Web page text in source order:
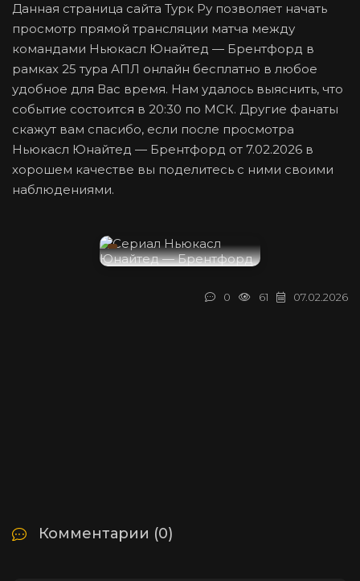
Данная страница сайта Турк Ру позволяет начать
просмотр прямой трансляции матча между
командами Ньюкасл Юнайтед — Брентфорд в
рамках 25 тура АПЛ онлайн бесплатно в любое
удобное для Вас время. Нам удалось выяснить, что
событие состоится в 20:30 по МСК. Другие фанаты
скажут вам спасибо, если после просмотра
Ньюкасл Юнайтед — Брентфорд от 7.02.2026 в
хорошем качестве вы поделитесь с ними своими
наблюдениями.
07.02.2026
61
0
Комментарии (0)